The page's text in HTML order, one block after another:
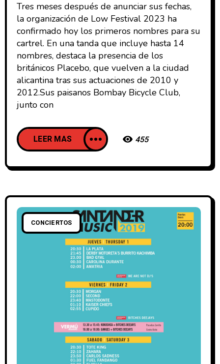
Tres meses después de anunciar sus fechas,
la organización de Low Festival 2023 ha
confirmado hoy los primeros nombres para su
cartrel. En una tanda que incluye hasta 14
nombres, destaca la presencia de los
británicos Placebo, que vuelven a la ciudad
alicantina tras sus actuaciones de 2010 y
2012.Sus paisanos Bombay Bicycle Club,
junto con
LEER MAS 455
CONCIERTOS